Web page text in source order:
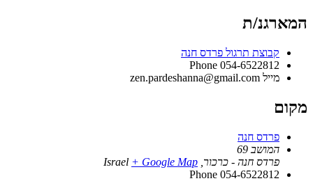
המארגנ/ת
קבוצת תרגול פרדס חנה
Phone 054-6522812
מייל zen.pardeshanna@gmail.com
מקום
פרדס חנה
המושב 69
פרדס חנה - כרכור
Israel + Google Map
Phone 054-6522812